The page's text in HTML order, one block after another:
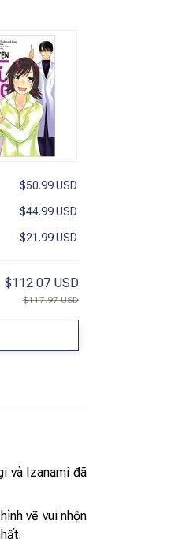
$50.99 USD
$44.99 USD
$21.99 USD
$112.07 USD
$117.97 USD
và Izanami đã
vẽ vui nhộn